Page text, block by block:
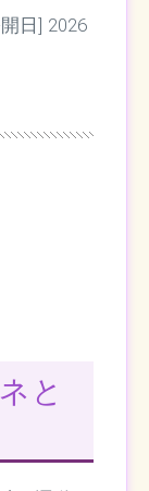
日] 2026
と